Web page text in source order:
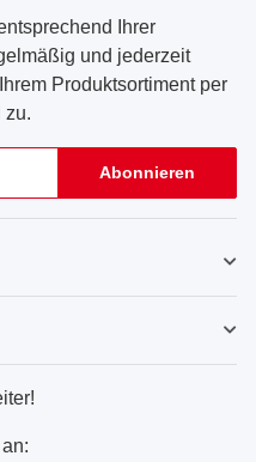
Ihrer
und jederzeit
Produktsortiment per
zu.
Abonnieren